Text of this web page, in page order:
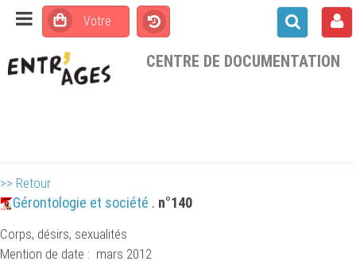
CENTRE DE DOCUMENTATION
>> Retour
Gérontologie et société . n°140
Corps, désirs, sexualités
Mention de date : mars 2012